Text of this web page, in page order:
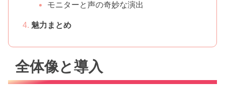
モニターと声の奇妙な演出
魅力まとめ
全体像と導入